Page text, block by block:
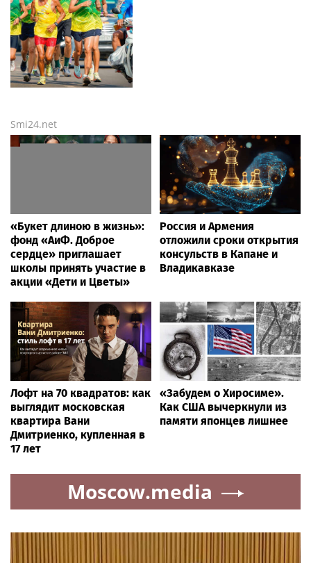
Smi24.net
«Букет длиною в жизнь»:
фонд «АиФ. Доброе
сердце» приглашает
школы принять участие в
акции «Дети и Цветы»
Россия и Армения
отложили сроки открытия
консульств в Капане и
Владикавказе
Лофт на 70 квадратов: как
выглядит московская
квартира Вани
Дмитриенко, купленная в
17 лет
«Забудем о Хиросиме».
Как США вычеркнули из
памяти японцев лишнее
Moscow.media